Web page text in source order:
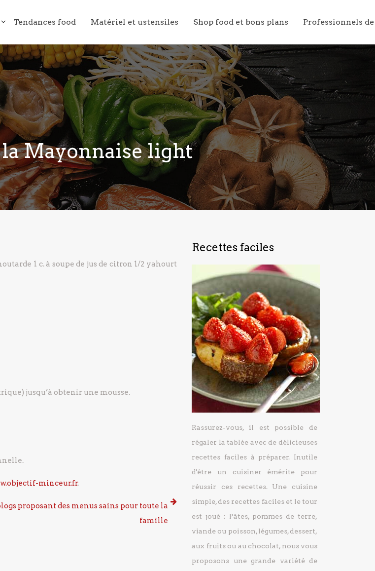
Tendances food Matériel et ustensiles Shop food et bons plans Professionnels
Mayonnaise light
1 c. à soupe de jus de citron 1/2 yahourt
jusqu’à obtenir une mousse.
minceur.fr.
proposant des menus sains pour toute la
famille
Recettes faciles
Rassurez-vous, il est possible de
régaler la tablée avec de délicieuses
recettes faciles à préparer. Inutile
d'être un cuisiner émérite pour
réussir ces recettes. Une cuisine
simple, des recettes faciles et le tour
est joué : Pâtes, pommes de terre,
viande ou poisson, légumes, dessert,
aux fruits ou au chocolat, nous vous
proposons une grande variété de